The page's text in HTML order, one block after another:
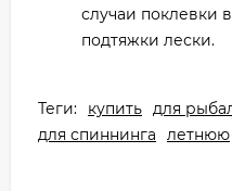
случаи поклевки
подтяжки лески.
Теги: купить для
для спиннинга
летнюю